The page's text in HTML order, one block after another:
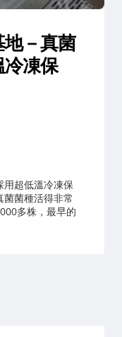
－真菌
冷凍保
用超低溫冷凍保
菌種活得非常
多株，最早的